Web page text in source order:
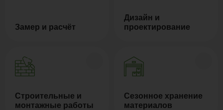
Замер и расчёт
Дизайн и
проектирование
Строительные и
монтажные работы
Сезонное хранение
материалов